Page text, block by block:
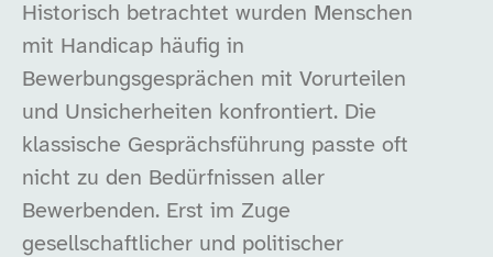
Historisch betrachtet wurden Menschen
mit Handicap häufig in
Bewerbungsgesprächen mit Vorurteilen
und Unsicherheiten konfrontiert. Die
klassische Gesprächsführung passte oft
nicht zu den Bedürfnissen aller
Bewerbenden. Erst im Zuge
gesellschaftlicher und politischer